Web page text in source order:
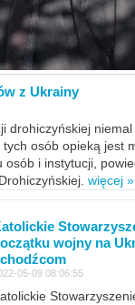
z Ukrainy
drohiczyńskiej
osób opieką jest
i instytucji,
więcej »
wojny na
05-09 08:06:55